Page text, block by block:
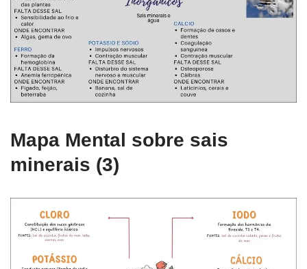
Mapa Mental sobre sais
minerais (3)